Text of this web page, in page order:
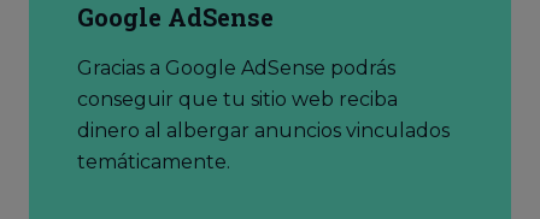
Google AdSense
Gracias a Google AdSense podrás
conseguir que tu sitio web reciba
dinero al albergar anuncios vinculados
temáticamente.